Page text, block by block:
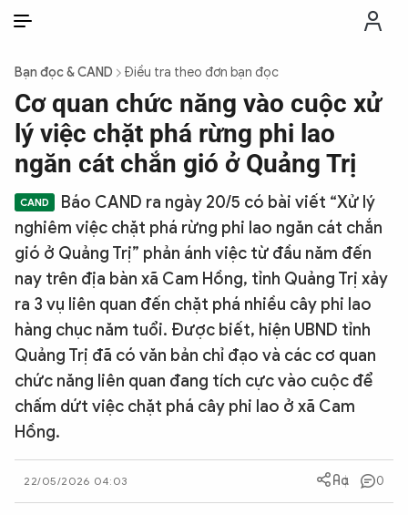
THỜI SỰ
CHỐNG DIỄN BIẾN HÒA BÌNH
CÔNG AN TRONG LÒNG DÂN
XÃ HỘI
PHÁP LUẬT
CÔNG NGHỆ
QUỐC TẾ
VĂN HÓA - THỂ THAO
Bạn đọc & CAND Điều tra theo đơn bạn đọc
Cơ quan chức năng vào cuộc xử
lý việc chặt phá rừng phi lao
ngăn cát chắn gió ở Quảng Trị
Báo CAND ra ngày 20/5 có bài viết “Xử lý
nghiêm việc chặt phá rừng phi lao ngăn cát chắn
gió ở Quảng Trị” phản ánh việc từ đầu năm đến
nay trên địa bàn xã Cam Hồng, tỉnh Quảng Trị xảy
ra 3 vụ liên quan đến chặt phá nhiều cây phi lao
hàng chục năm tuổi. Được biết, hiện UBND tỉnh
Quảng Trị đã có văn bản chỉ đạo và các cơ quan
chức năng liên quan đang tích cực vào cuộc để
chấm dứt việc chặt phá cây phi lao ở xã Cam
Hồng.
22/05/2026 04:03 0